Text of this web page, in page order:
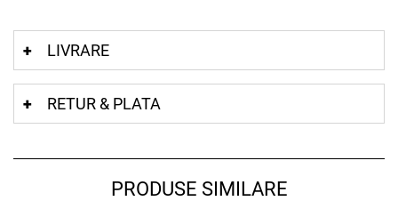
LIVRARE
RETUR & PLATA
PRODUSE SIMILARE